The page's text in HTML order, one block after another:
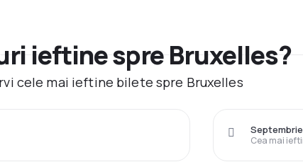
ieftine spre Bruxelles?
cele mai ieftine bilete spre Bruxelles
Cea mai